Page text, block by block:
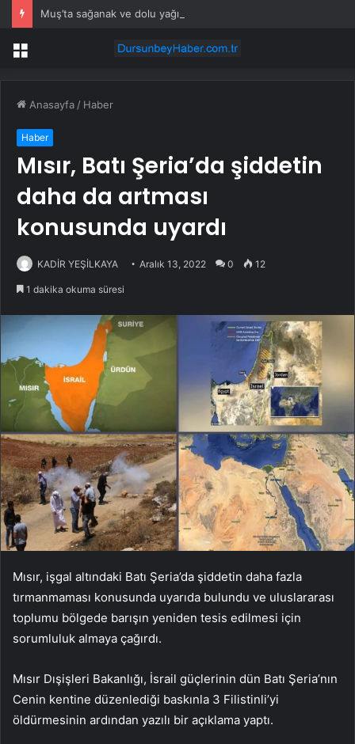
Muş’ta sağanak ve dolu yağışı: İş yerlerini su bastı
Menü
Anasayfa / Haber
Haber
Mısır, Batı Şeria’da şiddetin
daha da artması
konusunda uyardı
KADİR YEŞİLKAYA Aralık 13, 2022 0 12
1 dakika okuma süresi
Mısır, işgal altındaki Batı Şeria’da şiddetin daha fazla
tırmanmaması konusunda uyarıda bulundu ve uluslararası
toplumu bölgede barışın yeniden tesis edilmesi için
sorumluluk almaya çağırdı.
Mısır Dışişleri Bakanlığı, İsrail güçlerinin dün Batı Şeria’nın
Cenin kentine düzenlediği baskınla 3 Filistinli’yi
öldürmesinin ardından yazılı bir açıklama yaptı.